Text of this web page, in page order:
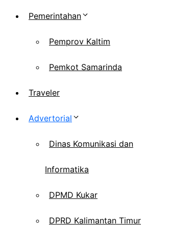
Pemerintahan
Pemprov Kaltim
Pemkot Samarinda
Traveler
Advertorial
Dinas Komunikasi dan
Informatika
DPMD Kukar
DPRD Kalimantan Timur